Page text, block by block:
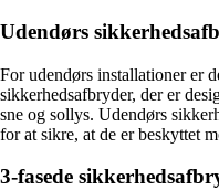
Udendørs
For udendørs installationer er
sikkerhedsafbryder, der er
sne og sollys. Udendørs
for at sikre, at de er beskyttet
3-fasede